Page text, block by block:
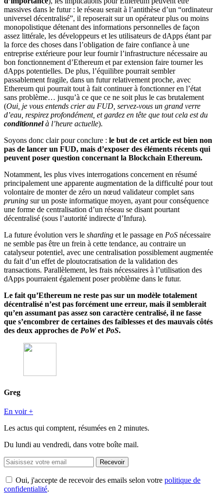
massives dans le futur : le réseau serait à l’antithèse d’un “ordinateur
universel décentralisé”, il reposerait sur un opérateur plus ou moins
monopolistique détenant des informations personnelles de façon
assez littérale, les développeurs et les utilisateurs de dApps étant par
la force des choses dans l’obligation de faire confiance à une
entreprise extérieure pour leur fournir l’infrastructure nécessaire au
bon fonctionnement d’Ethereum et par extension faire tourner les
dApps potentielles. De plus, l’équilibre pourrait sembler
passablement fragile, dans un futur relativement proche, avec
Ethereum qui pourrait tout à fait continuer à fonctionner en l’état
sans problème… jusqu’à ce que ce ne soit plus le cas brutalement
(Oui, je vous entends crier au FUD, servez-vous un grand verre
d’eau, respirez profondément, et gardez en tête que tout cela est du
conditionnelà l’heure actuelle).
Soyons donc clair pour conclure : le but de cet article est bien non
pas de lancer un FUD, mais d’exposer des éléments récents qui
peuvent poser question concernant la Blockchain Ethereum.
Notamment, les plus vives interrogations concernent en résumé
principalement une apparente augmentation de la difficulté pour tout
volontaire de monter de zéro un nœud validateur complet sans
pruning sur un poste informatique moyen, ayant pour conséquence
une forme de centralisation d’un réseau se disant pourtant
décentralisé (sous l’autorité indirecte d’Infura).
La future évolution vers le sharding et le passage en PoS nécessaire
ne semble pas être un frein à cette tendance, au contraire un
catalyseur potentiel, avec une centralisation possiblement augmentée
du fait d’un effet de ploutocratisation de la validation des
transactions. Parallèlement, les frais nécessaires à l’utilisation des
dApps pourraient également poser problème dans le futur.
Le fait qu’Ethereum ne reste pas sur un modèle totalement
décentralisé n’est pas forcément une erreur, mais il semblerait
qu’en assumant pas assez son caractère centralisé, il ne fasse
que s’encombrer de certaines des faiblesses et des mauvais côtés
des deux approches de PoWet PoS.
Greg
En voir +
Les actus qui comptent, résumées en 2 minutes.
Du lundi au vendredi, dans votre boîte mail.
Recevoir
Oui, j'accepte de recevoir des emails selon votre politique de
confidentialité.